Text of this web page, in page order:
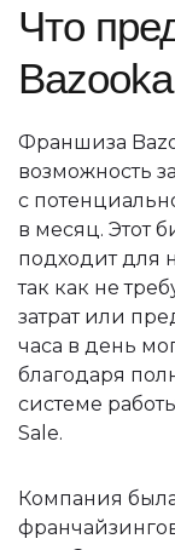
Что
Франшиза
возможность
с
в месяц. Этот
подходит для
так как не
затрат или
часа в день
благодаря
системе
Sale.
Компания была